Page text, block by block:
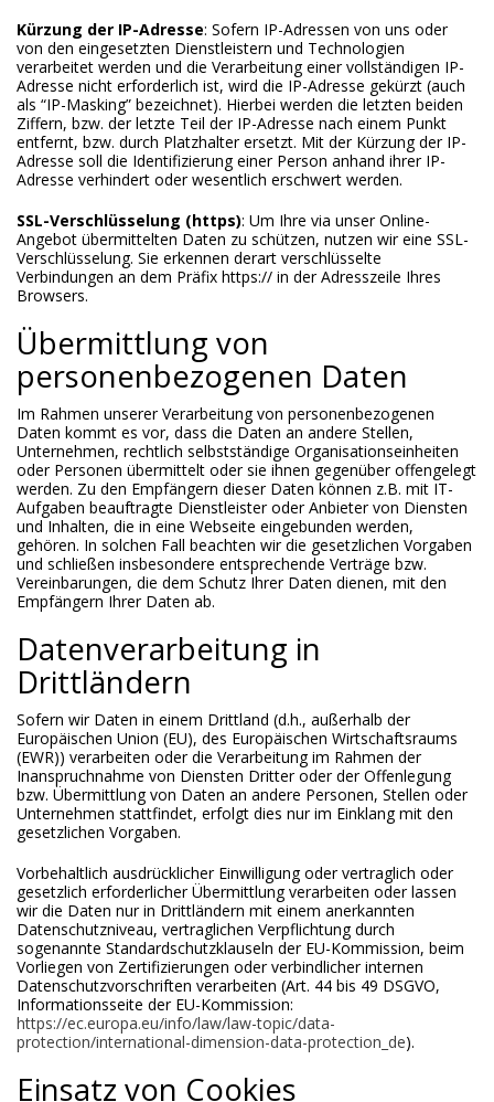
Kürzung der IP-Adresse: Sofern IP-Adressen von uns oder
von den eingesetzten Dienstleistern und Technologien
verarbeitet werden und die Verarbeitung einer vollständigen IP-
Adresse nicht erforderlich ist, wird die IP-Adresse gekürzt (auch
als “IP-Masking” bezeichnet). Hierbei werden die letzten beiden
Ziffern, bzw. der letzte Teil der IP-Adresse nach einem Punkt
entfernt, bzw. durch Platzhalter ersetzt. Mit der Kürzung der IP-
Adresse soll die Identifizierung einer Person anhand ihrer IP-
Adresse verhindert oder wesentlich erschwert werden.
SSL-Verschlüsselung (https): Um Ihre via unser Online-
Angebot übermittelten Daten zu schützen, nutzen wir eine SSL-
Verschlüsselung. Sie erkennen derart verschlüsselte
Verbindungen an dem Präfix https:// in der Adresszeile Ihres
Browsers.
Übermittlung von
personenbezogenen Daten
Im Rahmen unserer Verarbeitung von personenbezogenen
Daten kommt es vor, dass die Daten an andere Stellen,
Unternehmen, rechtlich selbstständige Organisationseinheiten
oder Personen übermittelt oder sie ihnen gegenüber offengelegt
werden. Zu den Empfängern dieser Daten können z.B. mit IT-
Aufgaben beauftragte Dienstleister oder Anbieter von Diensten
und Inhalten, die in eine Webseite eingebunden werden,
gehören. In solchen Fall beachten wir die gesetzlichen Vorgaben
und schließen insbesondere entsprechende Verträge bzw.
Vereinbarungen, die dem Schutz Ihrer Daten dienen, mit den
Empfängern Ihrer Daten ab.
Datenverarbeitung in
Drittländern
Sofern wir Daten in einem Drittland (d.h., außerhalb der
Europäischen Union (EU), des Europäischen Wirtschaftsraums
(EWR)) verarbeiten oder die Verarbeitung im Rahmen der
Inanspruchnahme von Diensten Dritter oder der Offenlegung
bzw. Übermittlung von Daten an andere Personen, Stellen oder
Unternehmen stattfindet, erfolgt dies nur im Einklang mit den
gesetzlichen Vorgaben.
Vorbehaltlich ausdrücklicher Einwilligung oder vertraglich oder
gesetzlich erforderlicher Übermittlung verarbeiten oder lassen
wir die Daten nur in Drittländern mit einem anerkannten
Datenschutzniveau, vertraglichen Verpflichtung durch
sogenannte Standardschutzklauseln der EU-Kommission, beim
Vorliegen von Zertifizierungen oder verbindlicher internen
Datenschutzvorschriften verarbeiten (Art. 44 bis 49 DSGVO,
Informationsseite der EU-Kommission:
https://ec.europa.eu/info/law/law-topic/data-
protection/international-dimension-data-protection_de).
Einsatz von Cookies